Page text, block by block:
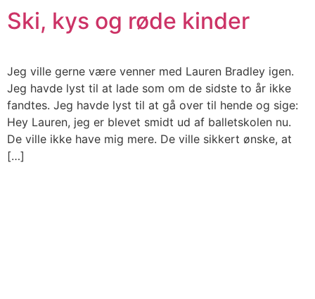
Ski, kys og røde kinder
Jeg ville gerne være venner med Lauren Bradley igen.
Jeg havde lyst til at lade som om de sidste to år ikke
fandtes. Jeg havde lyst til at gå over til hende og sige:
Hey Lauren, jeg er blevet smidt ud af balletskolen nu.
De ville ikke have mig mere. De ville sikkert ønske, at
[…]